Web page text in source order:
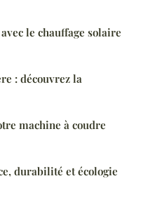
le chauffage solaire
: découvrez la
machine à coudre
durabilité et écologie